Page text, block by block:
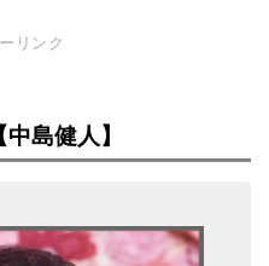
リンク
島健人】